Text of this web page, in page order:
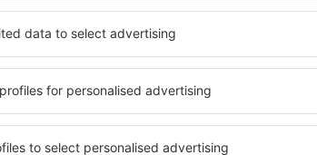
Glasgow
4.2